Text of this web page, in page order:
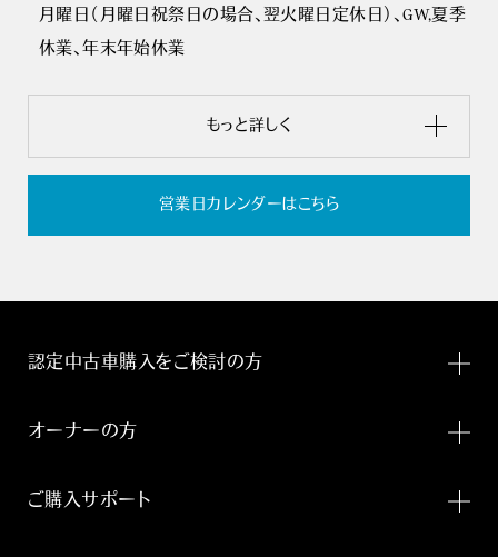
月曜日（月曜日祝祭日の場合、翌火曜日定休日）、GW,夏季
休業、年末年始休業
もっと詳しく
営業日カレンダーはこちら
認定中古車購入をご検討の方
オーナーの方
ご購入サポート